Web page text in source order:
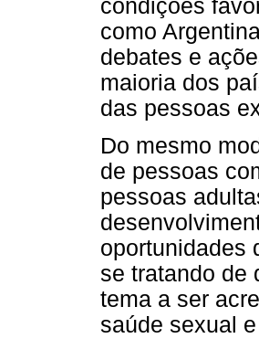
condições
como
debates e
maioria dos
das pessoas
Do mesmo
de pessoas
pessoas
oportunidades
se tratando de
tema a ser
saúde sexual